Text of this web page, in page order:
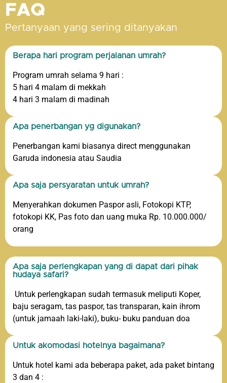
FAQ
Pertanyaan yang sering ditanyakan
Berapa hari program perjalanan umrah?
Program umrah selama 9 hari :
5 hari 4 malam di mekkah
4 hari 3 malam di madinah
Apa penerbangan yg digunakan?
Penerbangan kami biasanya direct menggunakan
Garuda indonesia atau Saudia
Apa saja persyaratan untuk umrah?
Menyerahkan dokumen Paspor asli, Fotokopi KTP,
fotokopi KK, Pas foto dan uang muka Rp. 10.000.000/
orang
Apa saja perlengkapan yang di dapat dari pihak
hudaya safari?
Untuk perlengkapan sudah termasuk meliputi Koper,
baju seragam, tas paspor, tas transparan, kain ihrom
(untuk jamaah laki-laki), buku- buku panduan doa
Untuk akomodasi hotelnya bagaimana?
Untuk hotel kami ada beberapa paket, ada paket bintang
3 dan 4 :